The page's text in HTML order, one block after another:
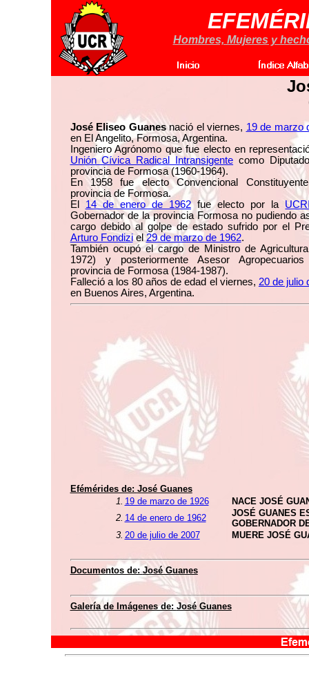
Hombres, Mujeres y
José Eliseo Guanesnació el viernes, 19 de marzo
en El Angelito, Formosa, Argentina.
Ingeniero Agrónomo que fue electo en
Unión Cívica Radical Intransigente como
provincia de Formosa (1960-1964).
En 1958 fue electo Convencional
provincia de Formosa.
El 14 de enero de 1962fue electo por la
Gobernador de la provincia Formosa no pudiendo
cargo debido al golpe de estado sufrido por el
Arturo Fondiziel29 de marzo de 1962.
También ocupó el cargo de Ministro de
1972) y posteriormente Asesor
provincia de Formosa (1984-1987).
Falleció a los 80 años de edad el viernes, 20 de julio
en Buenos Aires, Argentina.
Efémérides de: José Guanes
1. 19 de marzo de 1926
NACE JOSÉ
2. 14 de enero de 1962
JOSÉ GUANES
GOBERNADOR
3. 20 de julio de 2007 MUERE JOSÉ
Documentos de:José Guanes
Galería de Imágenes de: José Guanes